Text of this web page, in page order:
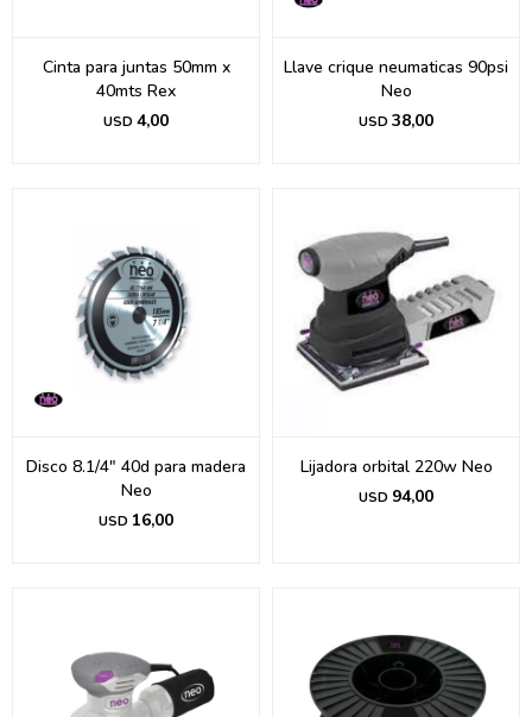
Cinta para juntas 50mm x
40mts Rex
USD 4,00
Llave crique neumaticas 90psi
Neo
USD 38,00
Disco 8.1/4" 40d para madera
Neo
USD 16,00
Lijadora orbital 220w Neo
USD 94,00